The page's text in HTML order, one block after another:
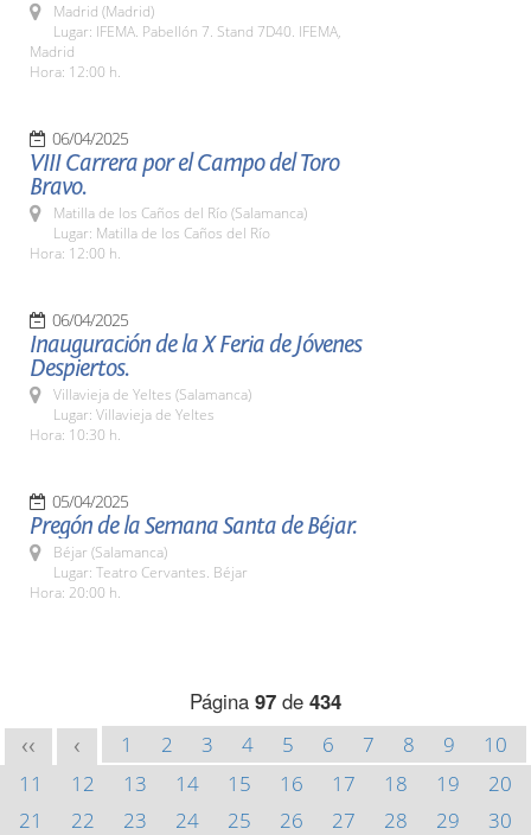
Madrid (Madrid)
Lugar: IFEMA. Pabellón 7. Stand 7D40. IFEMA,
Madrid
Hora: 12:00 h.
06/04/2025
VIII Carrera por el Campo del Toro
Bravo.
Matilla de los Caños del Río (Salamanca)
Lugar: Matilla de los Caños del Río
Hora: 12:00 h.
06/04/2025
Inauguración de la X Feria de Jóvenes
Despiertos.
Villavieja de Yeltes (Salamanca)
Lugar: Villavieja de Yeltes
Hora: 10:30 h.
05/04/2025
Pregón de la Semana Santa de Béjar.
Béjar (Salamanca)
Lugar: Teatro Cervantes. Béjar
Hora: 20:00 h.
Página 97 de 434
<< < 1 2 3 4 5 6 7 8 9
10
11
12 13 14 15 16 17 18 19
20
21
22 23 24 25 26 27 28 29
30